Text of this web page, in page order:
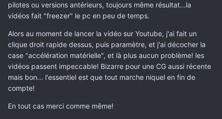
pilotes ou versions antérieurs, toujours même résultat...la
vidéos fait "freezer" le pc en peu de temps.
Alors au moment de lancer la vidéo sur Youtube, j'ai fait un
clique droit rapide dessus, puis paramètre, et j'ai décocher la
case "accélération matérielle", et là plus aucun problème! les
vidéos passent impeccable! Bizarre pour une CG aussi récente
mais bon... l'essentiel est que tout marche niquel en fin de
compte!
En tout cas merci comme même!